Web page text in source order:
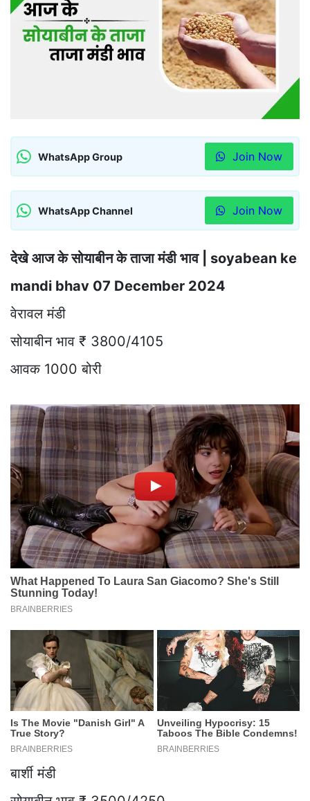
WhatsApp Group Join Now
WhatsApp Channel Join Now
देखे आज के सोयाबीन के ताजा मंडी भाव | soyabean ke
mandi bhav 07 December 2024
वेरावल मंडी
सोयाबीन भाव ₹ 3800/4105
आवक 1000 बोरी
बार्शी मंडी